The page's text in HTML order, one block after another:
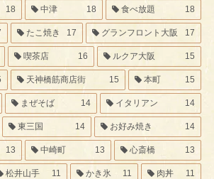
18 中津 18 食べ放題 18
たこ焼き 17 グランフロント大阪 17
喫茶店 16 ルクア大阪 15
天神橋筋商店街 15 本町 15
まぜそば 14 イタリアン 14
東三国 14 お好み焼き 14
13 中崎町 13 心斎橋 13
松井山手 11 かき氷 11 肉丼 11